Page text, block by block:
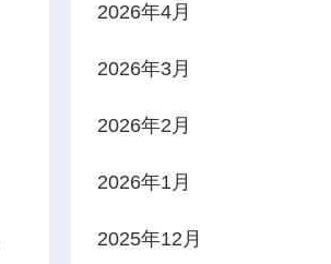
2026年4月
2026年3月
2026年2月
2026年1月
2025年12月